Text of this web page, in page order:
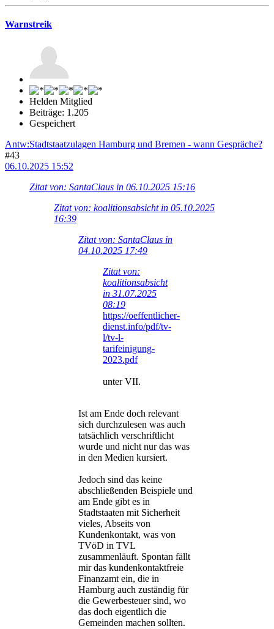
Warnstreik
Helden Mitglied
Beiträge: 1.205
Gespeichert
Antw:Stadtstaatzulagen Hamburg und Bremen - wann Gespräche?
#43
06.10.2025 15:52
Zitat von: SantaClaus in 06.10.2025 15:16
Zitat von: koalitionsabsicht in 05.10.2025
16:39
Zitat von: SantaClaus in
04.10.2025 17:49
Zitat von:
koalitionsabsicht
in 31.07.2025
08:19
https://oeffentlicher-
dienst.info/pdf/tv-
l/tv-l-
tarifeinigung-
2023.pdf
unter VII.
Ist am Ende doch relevant
sich durchzulesen was auch
tatsächlich verschriftlicht
wurde und nicht nur das was
in den Medien kursiert.
Jedoch sind das keine
abschließenden Beispiele und
am Ende gibt es in
Stadtstaaten mit Sicherheit
vieles, Abseits von
Kundenkontakt, was von
TVöD in TVL
zusammenläuft. Spontan fällt
mir das kundenkontaktfreie
Finanzamt ein, die in
Hamburg auch zuständig für
die Gewerbesteuer sind, wo
das doch eigentlich die
Gemeinden machen sollten.